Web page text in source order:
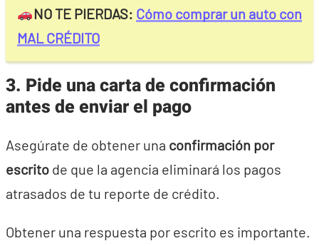
NO TE PIERDAS: Cómo comprar un auto con
MAL CRÉDITO
3. Pide una carta de confirmación
antes de enviar el pago
Asegúrate de obtener una confirmación por
escrito de que la agencia eliminará los pagos
atrasados de tu reporte de crédito.
Obtener una respuesta por escrito es importante.